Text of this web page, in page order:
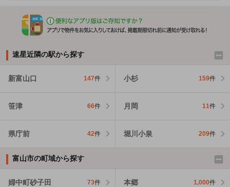
速星近隣の駅から探す
新富山口 147件 小杉 159件
笹津 66件 月岡 11件
県庁前 42件 堀川小泉 209件
富山市の町域から探す
婦中町砂子田 73件 本郷 1,000件